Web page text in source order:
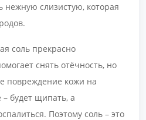
нежную слизистую, которая
соль прекрасно
снять отёчность, но
повреждение кожи на
будет щипать, а
Поэтому соль – это